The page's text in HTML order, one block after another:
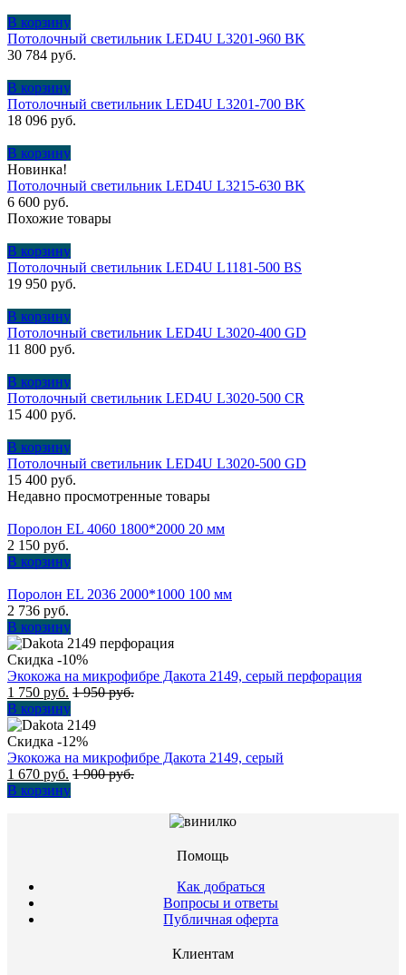
В корзину
Потолочный светильник LED4U L3201-960 BK
30 784 руб.
В корзину
Потолочный светильник LED4U L3201-700 BK
18 096 руб.
В корзину
Новинка!
Потолочный светильник LED4U L3215-630 BK
6 600 руб.
Похожие товары
В корзину
Потолочный cветильник LED4U L1181-500 BS
19 950 руб.
В корзину
Потолочный cветильник LED4U L3020-400 GD
11 800 руб.
В корзину
Потолочный cветильник LED4U L3020-500 CR
15 400 руб.
В корзину
Потолочный cветильник LED4U L3020-500 GD
15 400 руб.
Недавно просмотренные товары
Поролон EL 4060 1800*2000 20 мм
2 150 руб.
В корзину
Поролон EL 2036 2000*1000 100 мм
2 736 руб.
В корзину
Скидка -10%
Экокожа на микрофибре Дакота 2149, серый перфорация
1 750 руб. 1 950руб.
В корзину
Скидка -12%
Экокожа на микрофибре Дакота 2149, серый
1 670 руб. 1 900руб.
В корзину
Помощь
Как добраться
Вопросы и ответы
Публичная оферта
Клиентам